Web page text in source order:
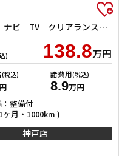
ハイブリッドG ETC 全周囲カメラ ナビ TV クリアランスソナー オートクルーズコントロール レーンアシスト 衝突被害軽減システム オートライト スマートキー アイドリングストップ
) 138.8万円
(税込) 諸費用(税込)
8.9万円
整備付
ヶ月・1000km )
神戸店